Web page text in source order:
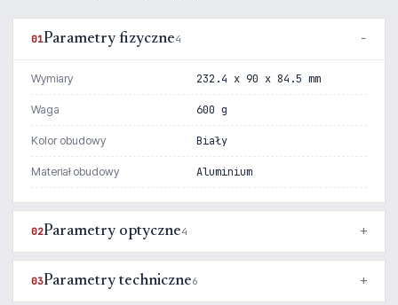
01Parametry fizyczne4
Wymiary 232.4 x 90 x 84.5 mm
Waga 600 g
Kolor obudowy Biały
Materiał obudowy Aluminium
02Parametry optyczne4
03Parametry techniczne6